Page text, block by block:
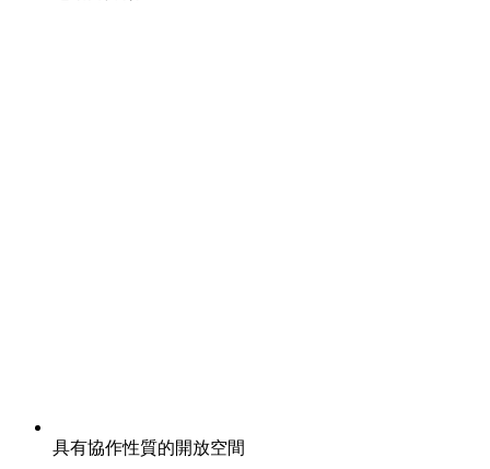
具有協作性質的開放空間